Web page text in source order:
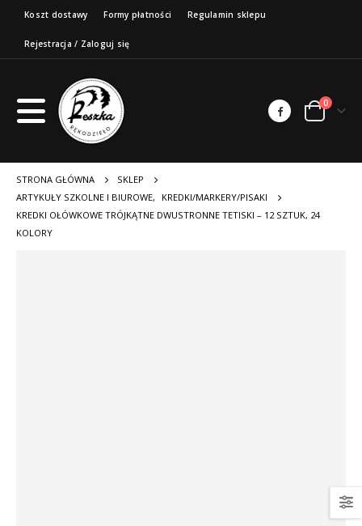
Koszt dostawy Formy płatności Regulamin sklepu
Rejestracja / Zaloguj się
0
STRONA GŁÓWNA
SKLEP
ARTYKUŁY SZKOLNE I BIUROWE,
KREDKI/MARKERY/PISAKI
KREDKI OŁÓWKOWE TRÓJKĄTNE DWUSTRONNE TETISKI – 12 SZTUK, 24
KOLORY